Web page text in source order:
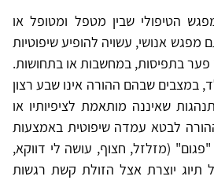
הטיפולי שבין מטפל ומטופל או
אנושי, עשויה להופיע שיפוטיות
בתפיסות, במחשבות או בתחושות.
במצבים שבהם ההורה אינו שבע רצון
שאיננה מותאמת לציפיותיו או
לבטא עמדה שיפוטית באמצעות
(מזלזל, חצוף, עושה לי דווקא,
תיוג יוצרת אצל הזולת קשת רגשות